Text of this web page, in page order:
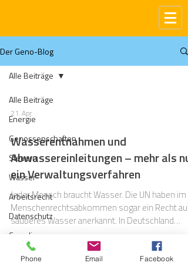
Der Geno-Blog
Alle Beiträge
Energie
Genossenschaften
Steuern
Wasser
Arbeitsrecht
Datenschutz
Compliance
Gas
Alle Beiträge
21. Apr.
Wasserentnahmen und
Abwassereinleitungen – mehr als nur
ein Verwaltungsverfahren
Jeder Mensch braucht Wasser. Die UN haben im
Menschenrechtsabkommen sogar ein Recht auf
sauberes Wasser anerkannt. In Deutschland
verbraucht jede Person täglich etwa 121 bis 129
Liter Wasser pro Tag. Nur ein geringer Teil davon
dient als Trinkwasser. Der größte Anteil wird für
Phone Email Facebook